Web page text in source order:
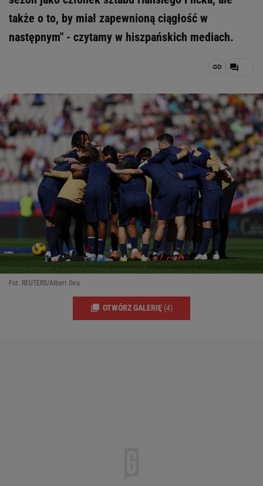
także o to, by miał zapewnioną ciągłość w
następnym" - czytamy w hiszpańskich mediach.
Fot. REUTERS/Albert Gea
OTWÓRZ GALERIĘ (4)